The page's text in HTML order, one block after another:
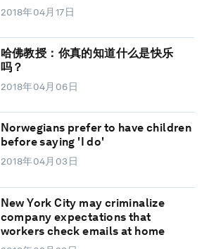
2018年04月17日
哈佛教授：你真的知道什么是快乐
吗？
2018年04月06日
Norwegians prefer to have children
before saying 'I do'
2018年04月03日
New York City may criminalize
company expectations that
workers check emails at home